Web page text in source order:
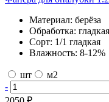
Материал: берёза
Обработка: гладкая
Сорт: 1/1 гладкая
Влажность: 8-12%
шт
м2
-